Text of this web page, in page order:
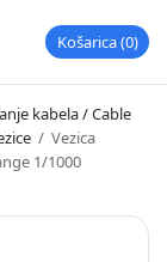
Košarica 0
kabela / Cable
/ Vezica
1/1000